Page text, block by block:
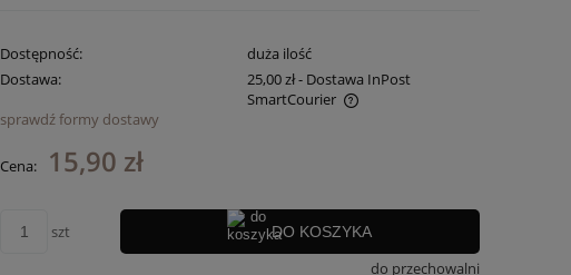
Dostępność:
duża ilość
Dostawa:
25,00 zł- Dostawa InPost
SmartCourier
Cena nie zawiera ewentualnych kosztów
płatności
sprawdź formy dostawy
Cena: 15,90 zł
szt DO KOSZYKA
do przechowalni